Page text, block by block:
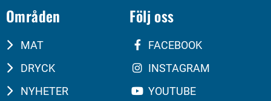
Områden
MAT
DRYCK
NYHETER
Följ oss
FACEBOOK
INSTAGRAM
YOUTUBE